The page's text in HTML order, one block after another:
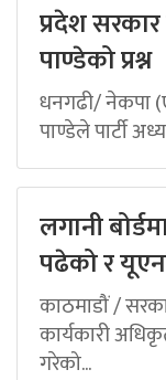
प्रदेश
पाण्डेको प्रश्न
धनगढी/ नेकपा
पाण्डेले पार्टी
लगानी
पढेको र
काठमाडौं /
कार्यकारी
गरेको...